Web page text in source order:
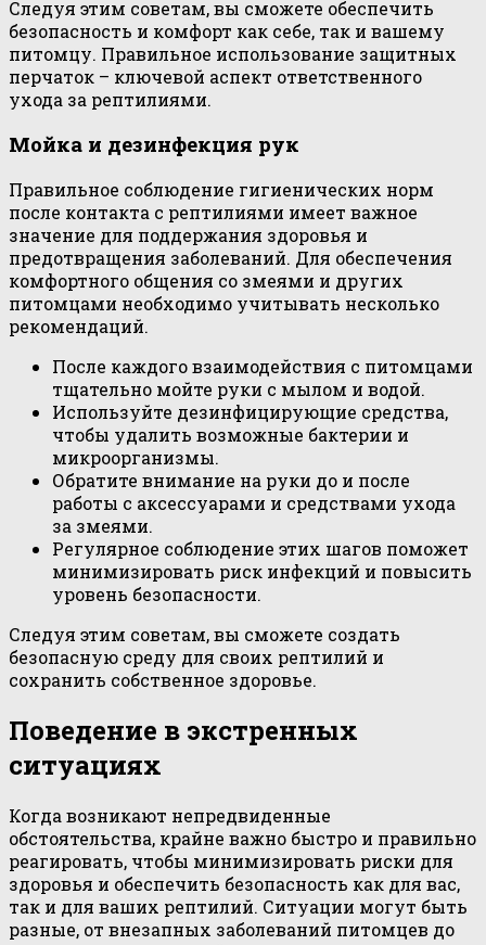
Следуя этим советам, вы сможете обеспечить
безопасность и комфорт как себе, так и вашему
питомцу. Правильное использование защитных
перчаток – ключевой аспект ответственного
ухода за рептилиями.
Мойка и дезинфекция рук
Правильное соблюдение гигиенических норм
после контакта с рептилиями имеет важное
значение для поддержания здоровья и
предотвращения заболеваний. Для обеспечения
комфортного общения со змеями и других
питомцами необходимо учитывать несколько
рекомендаций.
После каждого взаимодействия с питомцами
тщательно мойте руки с мылом и водой.
Используйте дезинфицирующие средства,
чтобы удалить возможные бактерии и
микроорганизмы.
Обратите внимание на руки до и после
работы с аксессуарами и средствами ухода
за змеями.
Регулярное соблюдение этих шагов поможет
минимизировать риск инфекций и повысить
уровень безопасности.
Следуя этим советам, вы сможете создать
безопасную среду для своих рептилий и
сохранить собственное здоровье.
Поведение в экстренных
ситуациях
Когда возникают непредвиденные
обстоятельства, крайне важно быстро и правильно
реагировать, чтобы минимизировать риски для
здоровья и обеспечить безопасность как для вас,
так и для ваших рептилий. Ситуации могут быть
разные, от внезапных заболеваний питомцев до